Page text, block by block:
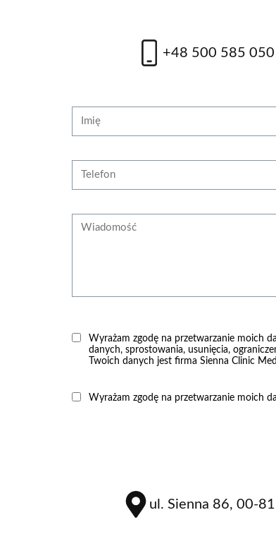
+48 500 585 050
Wyrażam zgodę na przetwarzanie moich
danych, sprostowania, usunięcia,
Twoich danych jest firma Sienna Clinic
Wyrażam zgodę na przetwarzanie moich
ul. Sienna 86, 00-